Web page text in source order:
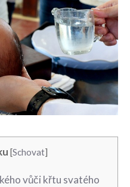
[Schovat]
vůči křtu svatého